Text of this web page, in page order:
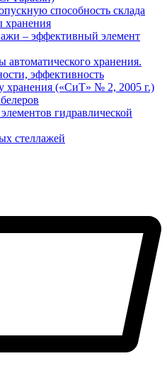
способность склада
хранения
– эффективный элемент
хранения.
эффективность
хранения («СиТ» № 2, 2005 г.)
гидравлической
стеллажей